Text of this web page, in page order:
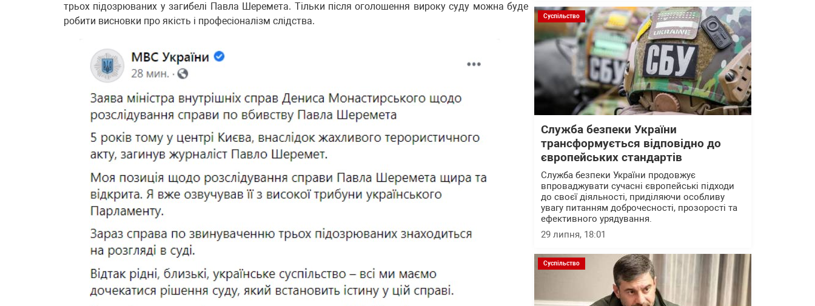
трьох підозрюваних у загибелі Павла Шеремета. Тільки після оголошення вироку суду можна буде
робити висновки про якість і професіоналізм слідства.
Суспільство
Служба безпеки України
трансформується відповідно до
європейських стандартів
Служба безпеки України продовжує
впроваджувати сучасні європейські підходи
до своєї діяльності, приділяючи особливу
увагу питанням доброчесності, прозорості та
ефективного урядування.
29 липня, 18:01
Суспільство